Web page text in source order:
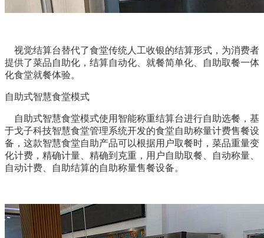
视觉结算台替代了食堂传统人工收银的结算形式，为消费者
提供了菜品自助化，结算自动化、就餐简单化、自助取餐一体
化食堂就餐体验。
自助式智慧食堂模式
自助式智慧食堂模式使用智能称重结算台进行自助选餐，基
于戈子科技智慧食堂管理系统开发的食堂自助称量计费售餐设
备，这款智慧食堂自助产品可以根据用户取餐时，菜品重量变
化计费，精确计量、精确到克重，用户自助取餐、自动称量、
自动计费、自助结算的自助称量售餐设备。